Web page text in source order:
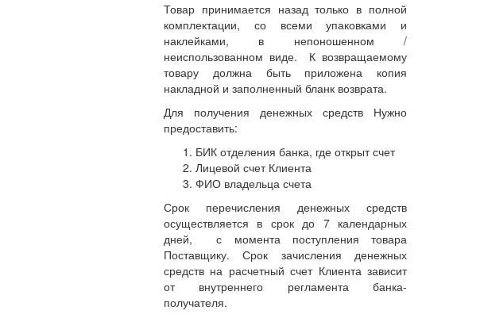
Товар принимается назад только в полной
комплектации, со всеми упаковками и
наклейками, в непоношенном /
неиспользованном виде. К возвращаемому
товару должна быть приложена копия
накладной и заполненный бланк возврата.
Для получения денежных средств Нужно
предоставить:
БИК отделения банка, где открыт счет
Лицевой счет Клиента
ФИО владельца счета
Срок перечисления денежных средств
осуществляется в срок до 7 календарных
дней, с момента поступления товара
Поставщику. Срок зачисления денежных
средств на расчетный счет Клиента зависит
от внутреннего регламента банка-
получателя.